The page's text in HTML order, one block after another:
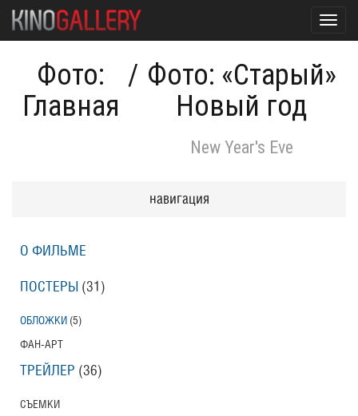
Фото:
Главная
/ Фото: «Старый»
Новый год
New Year's Eve
навигация
О ФИЛЬМЕ
ПОСТЕРЫ (31)
ОБЛОЖКИ (5)
ФАН-АРТ
ТРЕЙЛЕР (36)
СЪЕМКИ